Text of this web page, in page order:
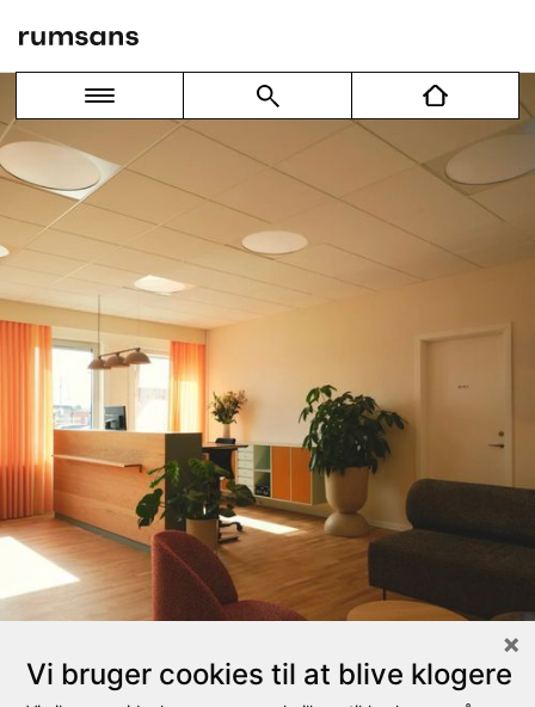
Vi bruger cookies til at blive klogere